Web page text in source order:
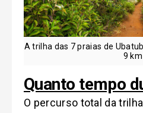
A trilha das 7 praias de
9 km
Quanto tempo
O percurso total da